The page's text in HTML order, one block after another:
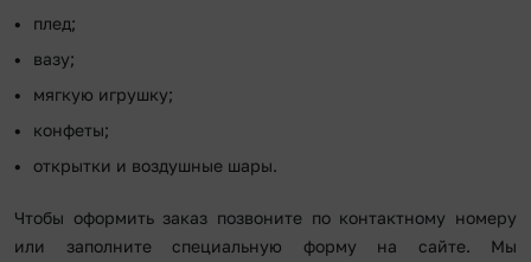
плед;
вазу;
мягкую игрушку;
конфеты;
открытки и воздушные шары.
Чтобы оформить заказ позвоните по контактному номеру
или заполните специальную форму на сайте. Мы